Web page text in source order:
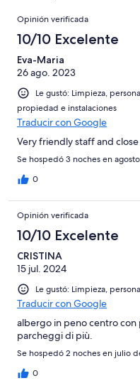
20
Opiniones
Opinión verificada
10/10 Excelente
Eva-Maria
26 ago. 2023
Le gustó: Limpieza,
propiedad e instalaciones
Traducir con Google
Very friendly staff and
Se hospedó 3 noches en
0
Opinión verificada
10/10 Excelente
CRISTINA
15 jul. 2024
Le gustó: Limpieza,
Traducir con Google
albergo in peno centro
parcheggi di più.
Se hospedó 2 noches en julio
0